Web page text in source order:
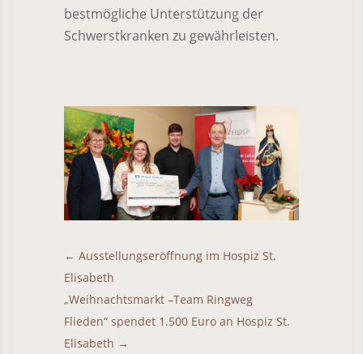
bestmögliche Unterstützung der
Schwerstkranken zu gewährleisten.
← Ausstellungseröffnung im Hospiz St.
Elisabeth
„Weihnachtsmarkt –Team Ringweg
Flieden“ spendet 1.500 Euro an Hospiz St.
Elisabeth →